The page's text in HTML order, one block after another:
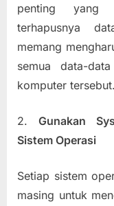
penting yang
terhapusnya
memang
semua data-
komputer tersebut.
2. Gunakan
Sistem Operasi
Setiap sistem
masing untuk